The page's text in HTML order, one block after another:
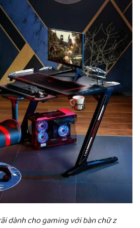
dành cho gaming với bàn chữ z